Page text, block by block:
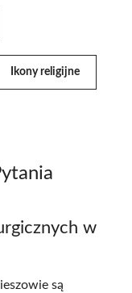
Ikony religijne
w
są